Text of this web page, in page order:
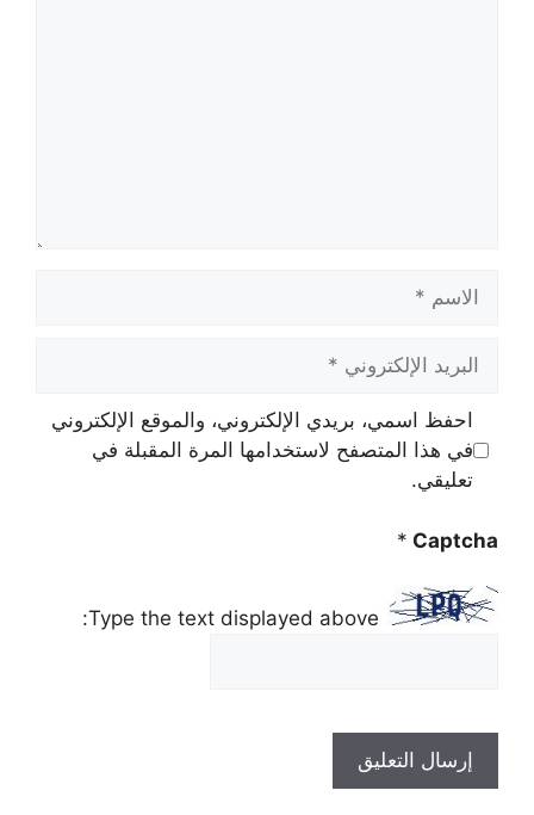
الاسم
البريد
الإلكتروني
احفظ اسمي، بريدي الإلكتروني، والموقع الإلكتروني
في هذا المتصفح لاستخدامها المرة المقبلة في
تعليقي.
Captcha
*
Type the text displayed above: